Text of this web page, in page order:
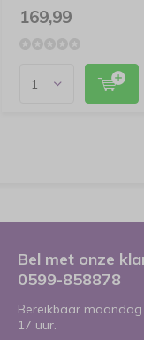
169,99
Bel met onze
0599-858878
Bereikbaar
17 uur.